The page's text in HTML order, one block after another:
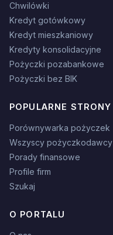
Chwilówki
Kredyt gotówkowy
Kredyt mieszkaniowy
Kredyty konsolidacyjne
Pożyczki pozabankowe
Pożyczki bez BIK
POPULARNE STRONY
Porównywarka pożyczek
Wszyscy pożyczkodawcy
Porady finansowe
Profile firm
Szukaj
O PORTALU